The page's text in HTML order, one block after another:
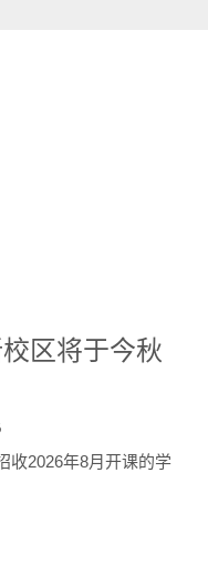
区将于今秋
收2026年8月开课的学